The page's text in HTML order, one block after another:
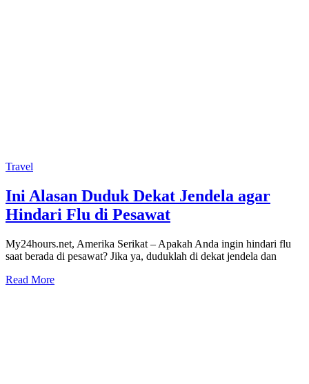
Travel
Ini Alasan Duduk Dekat Jendela agar
Hindari Flu di Pesawat
My24hours.net, Amerika Serikat – Apakah Anda ingin hindari flu
saat berada di pesawat? Jika ya, duduklah di dekat jendela dan
Read More